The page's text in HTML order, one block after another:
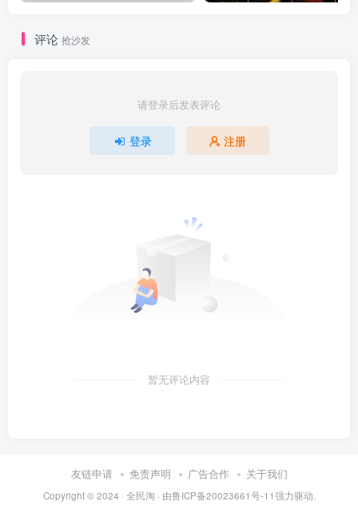
评论 抢沙发
请登录后发表评论
登录 注册
暂无评论内容
友链申请 免责声明 广告合作 关于我们
Copyright © 2024 · 全民淘 · 由鲁ICP备20023661号-11强力驱动.